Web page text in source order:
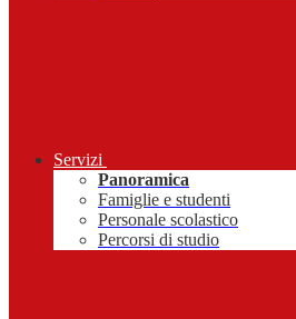
Servizi
Panoramica
Famiglie e studenti
Personale scolastico
Percorsi di studio